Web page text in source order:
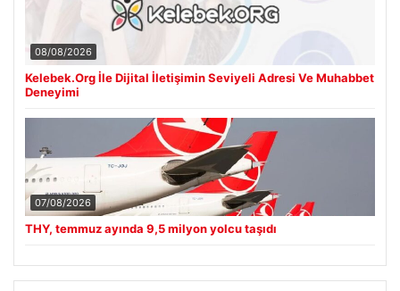
08/08/2026
Kelebek.Org İle Dijital İletişimin Seviyeli Adresi Ve Muhabbet
Deneyimi
07/08/2026
THY, temmuz ayında 9,5 milyon yolcu taşıdı